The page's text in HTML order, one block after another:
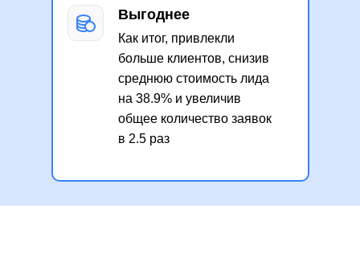
Выгоднее
Как итог, привлекли
больше клиентов, снизив
среднюю стоимость лида
на 38.9% и увеличив
общее количество заявок
в 2.5 раз